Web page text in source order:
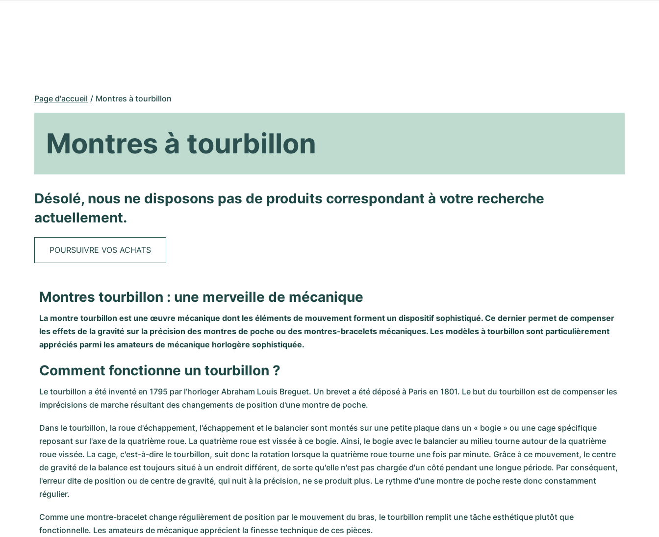
Page d'accueil Montres à tourbillon
Montres à tourbillon
Désolé, nous ne disposons pas de produits correspondant à votre recherche
actuellement.
POURSUIVRE VOS ACHATS
Montres tourbillon : une merveille de mécanique
La montre tourbillon est une œuvre mécanique dont les éléments de mouvement forment un dispositif sophistiqué. Ce dernier permet de compenser
les effets de la gravité sur la précision des montres de poche ou des montres-bracelets mécaniques. Les modèles à tourbillon sont particulièrement
appréciés parmi les amateurs de mécanique horlogère sophistiquée.
Comment fonctionne un tourbillon ?
Le tourbillon a été inventé en 1795 par l’horloger Abraham Louis Breguet. Un brevet a été déposé à Paris en 1801. Le but du tourbillon est de compenser les
imprécisions de marche résultant des changements de position d'une montre de poche.
Dans le tourbillon, la roue d'échappement, l'échappement et le balancier sont montés sur une petite plaque dans un « bogie » ou une cage spécifique
reposant sur l'axe de la quatrième roue. La quatrième roue est vissée à ce bogie. Ainsi, le bogie avec le balancier au milieu tourne autour de la quatrième
roue vissée. La cage, c'est-à-dire le tourbillon, suit donc la rotation lorsque la quatrième roue tourne une fois par minute. Grâce à ce mouvement, le centre
de gravité de la balance est toujours situé à un endroit différent, de sorte qu'elle n'est pas chargée d'un côté pendant une longue période. Par conséquent,
l'erreur dite de position ou de centre de gravité, qui nuit à la précision, ne se produit plus. Le rythme d'une montre de poche reste donc constamment
régulier.
Comme une montre-bracelet change régulièrement de position par le mouvement du bras, le tourbillon remplit une tâche esthétique plutôt que
fonctionnelle. Les amateurs de mécanique apprécient la finesse technique de ces pièces.